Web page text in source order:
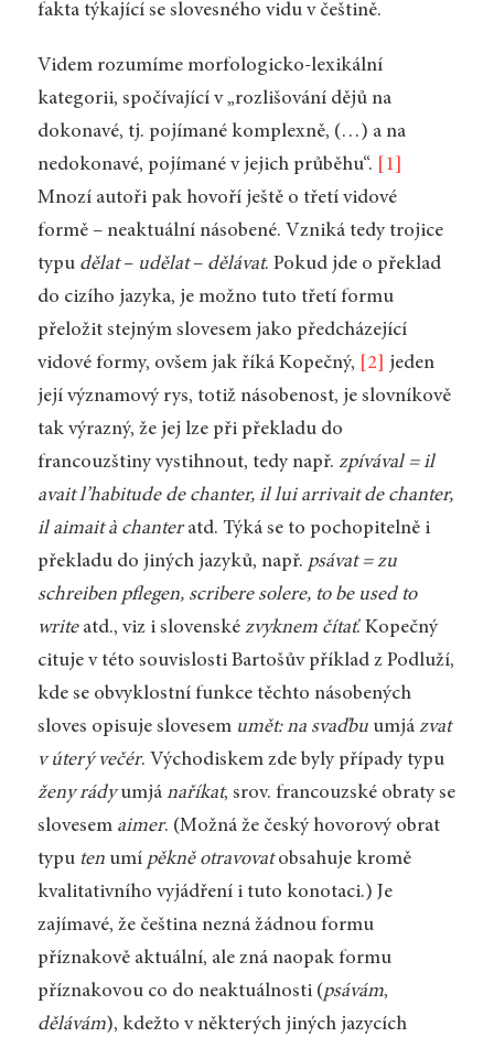
fakta týkající se slovesného vidu v češtině.
Videm rozumíme morfologicko-lexikální
kategorii, spočívající v „rozlišování dějů na
dokonavé, tj. pojímané komplexně, (…) a na
nedokonavé, pojímané v jejich průběhu“.
[1]
Mnozí autoři pak hovoří ještě o třetí vidové
formě – neaktuální násobené. Vzniká tedy trojice
typu dělat– udělat– dělávat. Pokud jde o překlad
do cizího jazyka, je možno tuto třetí formu
přeložit stejným slovesem jako předcházející
vidové formy, ovšem jak říká Kopečný,
[2]
jeden
její významový rys, totiž násobenost, je slovníkově
tak výrazný, že jej lze při překladu do
francouzštiny vystihnout, tedy např. zpívával = il
avait l’habitude de chanter, il lui arrivait de chanter,
il aimait à chanteratd. Týká se to pochopitelně i
překladu do jiných jazyků, např. psávat = zu
schreiben pflegen, scribere solere, to be used to
writeatd., viz i slovenské zvyknem čítať. Kopečný
cituje v této souvislosti Bartošův příklad z Podluží,
kde se obvyklostní funkce těchto násobených
sloves opisuje slovesem umět: na svaďbuumjá zvat
v úterý večér. Východiskem zde byly případy typu
ženy rádyumjá naříkat, srov. francouzské obraty se
slovesem aimer. (Možná že český hovorový obrat
typu tenumí pěkně otravovatobsahuje kromě
kvalitativního vyjádření i tuto konotaci.) Je
zajímavé, že čeština nezná žádnou formu
příznakově aktuální, ale zná naopak formu
příznakovou co do neaktuálnosti (psávám,
dělávám), kdežto v některých jiných jazycích